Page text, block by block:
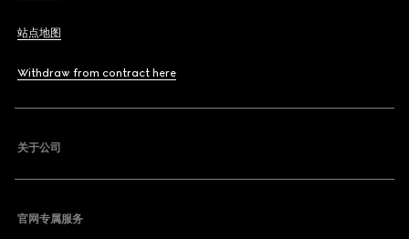
站点地图
Withdraw from contract here
关于公司
官网专属服务